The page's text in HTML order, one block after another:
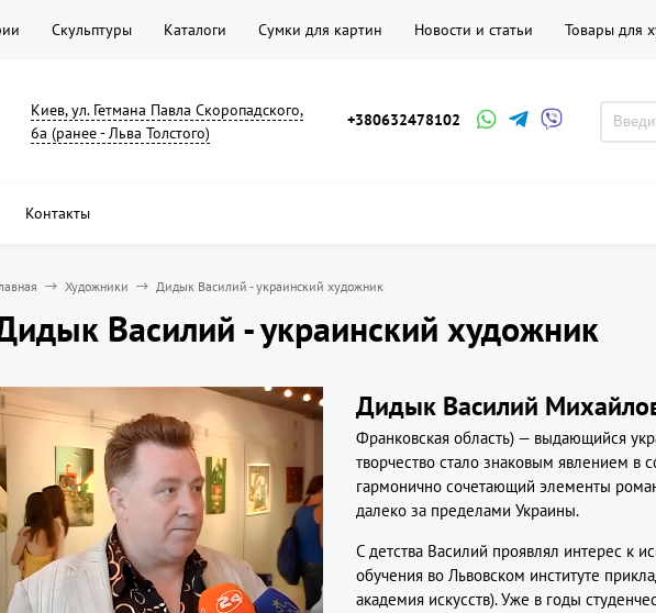
Скульптуры Каталоги Сумки для картин Новости и статьи Товары для
Киев, ул. Гетмана Павла Скоропадского,
6а (ранее - Льва Толстого)
+380632478102
Контакты
Художники Дидык Василий - украинский художник
Василий - украинский художник
Дидык Василий
Франковская область) — выдающийся
творчество стало знаковым явлением в
гармонично сочетающий элементы
далеко за пределами Украины.
С детства Василий проявлял интерес к
обучения во Львовском институте
академия искусств). Уже в годы